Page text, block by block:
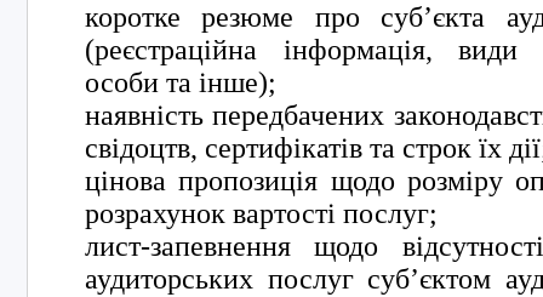
коротке резюме про суб’єкта
(реєстраційна інформація, види
особи та інше);
наявність передбачених
свідоцтв, сертифікатів та строк їх
цінова пропозиція щодо розміру
розрахунок вартості послуг;
лист-запевнення щодо
аудиторських послуг суб’єктом